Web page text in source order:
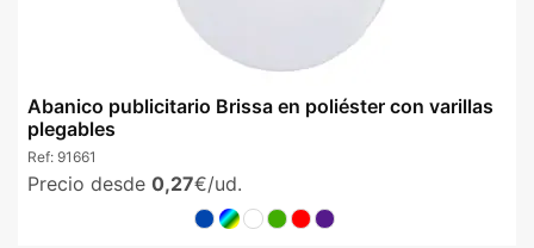
Abanico publicitario Brissa en poliéster con varillas
plegables
Ref: 91661
Precio desde 0,27€/ud.